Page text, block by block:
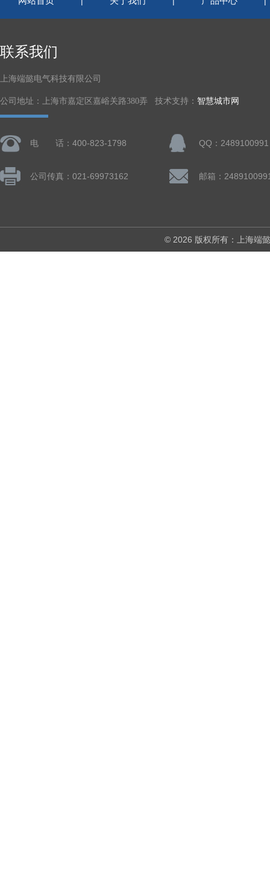
联系我们
上海端懿电气科技有限公司
公司地址：上海市嘉定区嘉峪关路380弄 技术支持： 智慧城市网
电 话：400-823-1798 QQ：2489100991
公司传真：021-69973162 邮箱：
© 2026 版权所有：上海端